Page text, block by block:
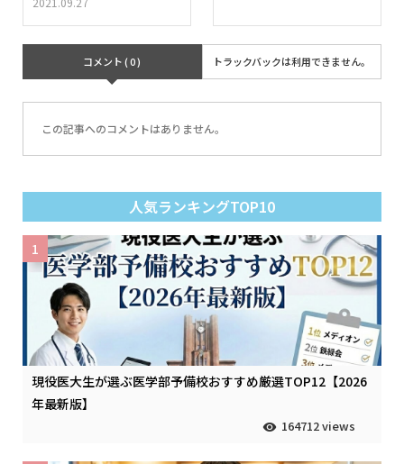
コメント ( 0 ) トラックバックは利用できません。
この記事へのコメントはありません。
人気ランキングTOP10
現役医大生が選ぶ医学部予備校おすすめ厳選TOP12【2026
年最新版】
164712 views
1